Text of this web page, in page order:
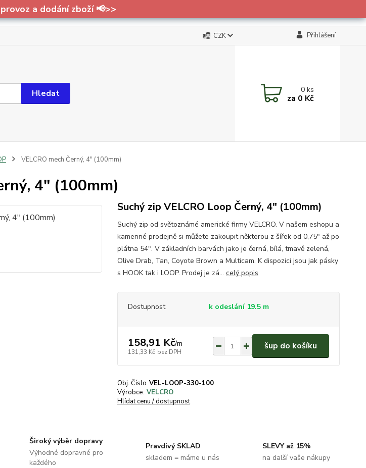
a dodání zboží 📢>>
CZK Přihlášení
Hledat 0ks
za 0 Kč
VELCRO mech Černý, 4" (100mm)
4" (100mm)
Suchý zip VELCRO Loop Černý, 4" (100mm)
Suchý zip od světoznámé americké firmy VELCRO. V našem eshopu a
kamenné prodejně si můžete zakoupit některou z šířek od 0,75" až po
plátna 54". V základních barvách jako je černá, bílá, tmavě zelená,
Olive Drab, Tan, Coyote Brown a Multicam. K dispozici jsou jak pásky
s HOOK tak i LOOP. Prodej je zá... celý popis
Dostupnost k odeslání 19.5 m
158,91 Kč/m
131,33 Kč bez DPH
šup do košíku
Obj. Číslo VEL-LOOP-330-100
Výrobce: VELCRO
Hlídat cenu / dostupnost
Široký výběr dopravy
Výhodné dopravné pro
každého
Pravdivý SKLAD
skladem = máme u nás
SLEVY až 15%
na další vaše nákupy